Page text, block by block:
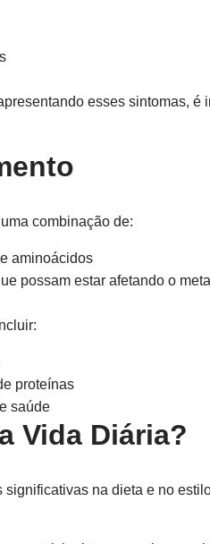
esses sintomas,
combinação de:
aminoácidos
possam estar afetando o
proteínas
saúde
Vida Diária?
na dieta e no